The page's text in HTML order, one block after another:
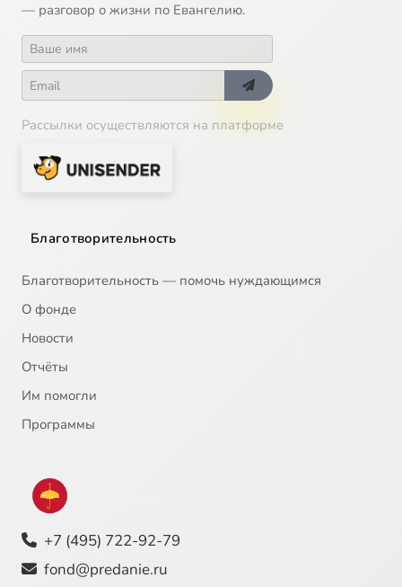
— разговор о жизни по Евангелию.
Рассылки осуществляются на платформе
Благотворительность
Благотворительность — помочь нуждающимся
О фонде
Новости
Отчёты
Им помогли
Программы
+7 (495) 722-92-79
fond@predanie.ru